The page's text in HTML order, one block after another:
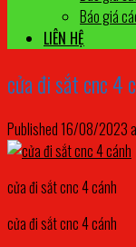
Báo giá
LIÊN HỆ
cửa đi sắt cnc 4
Published16/08/2023
cửa đi sắt cnc 4 cánh
cửa đi sắt cnc 4 cánh